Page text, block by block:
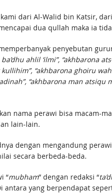
dari Al-Walid bin Katsir,
dua qullah maka ia
penyebutan
ahlil ‘ilmi”,
kullihim”, “akhbarona ghoiru
“akhbarona man atsiqu
nama perawi bisa macam-
lain-lain.
dengan mengandung perawi
secara berbeda-beda.
“mubham” dengan redaksi “
antara yang berpendapat